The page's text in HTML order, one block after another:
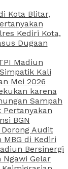
Kota Blitar,
Kediri Kota,
Dugaan
Madiun
Kali
Mei 2026
karena
Sampah
BGN
Dorong Audit
di Kediri
Bersinergi
Gelar